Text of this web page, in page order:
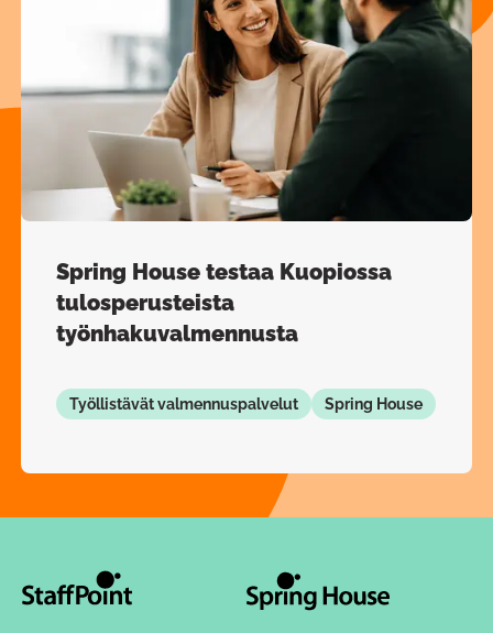
Spring House testaa Kuopiossa
tulosperusteista
työnhakuvalmennusta
Työllistävät valmennuspalvelut Spring House